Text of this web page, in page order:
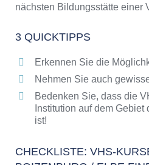
Volkshochschulen
Checkliste: So
nächsten Bildungsstätte einer
3 QUICKTIPPS
Erkennen Sie die
Nehmen Sie auch
Bedenken Sie, dass die
Institution auf dem
ist!
CHECKLISTE: VHS-